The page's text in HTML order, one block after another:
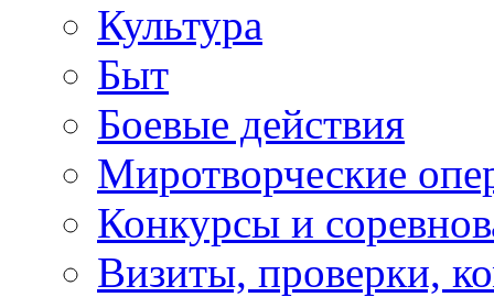
Культура
Быт
Боевые действия
Миротворческие
Конкурсы и
Визиты, проверки,